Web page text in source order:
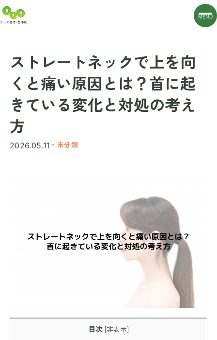
MENU
ストレートネックで上を向
くと痛い原因とは？首に起
きている変化と対処の考え
方
2026.05.11 ・未分類
目次 [非表示]